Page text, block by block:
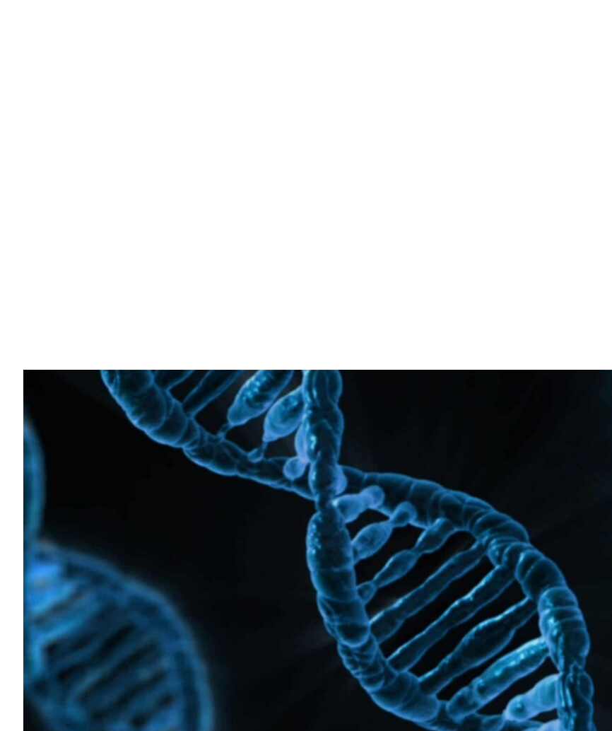
Oxford Nanopore 那台採用 NVIDIA AGX 之人工智慧超級電腦上的定序分析技術，讓科學家能輕鬆在生
物學方面的研究有突破性的發展。
在非洲廣袤的鐵紅色土地上，木薯是逾八億人賴以維生的糧食，就跟亞洲的稻米與歐洲的小麥同樣扮演
兩種由粉蝨傳播的病毒侵害木薯時，將對農民和消費者造成極大傷害。農民很難及時診斷木薯上是否出
現病原體，而是在懷疑植物是否染病之際，不得已只能摧毀這些莊稼。
不過 DNA 資訊可以幫助農民辨識植物上有著哪些病毒，並且據此採取適當行動。
來自英國的新創公司 Oxford Nanopore Technologies，使用自家的攜帶式低成本即時 DNA 和 RNA 定序
儀 MinION，便能快速找出植物身上的病原體。MinION 連接剛推出
搭載 NVIDIA AGX 的 MinIT 手持式人
工智慧超級電腦，無論身在何處（就算在田地裡）也能即時進行序列分析。
「MinION 是全球唯一攜帶式即時 DNA 定序儀，而功能強大的 MinIT 是完美搭配它的裝置。資料從我們
的定序儀中流出的速度愈來愈快，像 NVIDIA 這般的 GPU 技術便成為我們能即時進行 DNA 定序的核